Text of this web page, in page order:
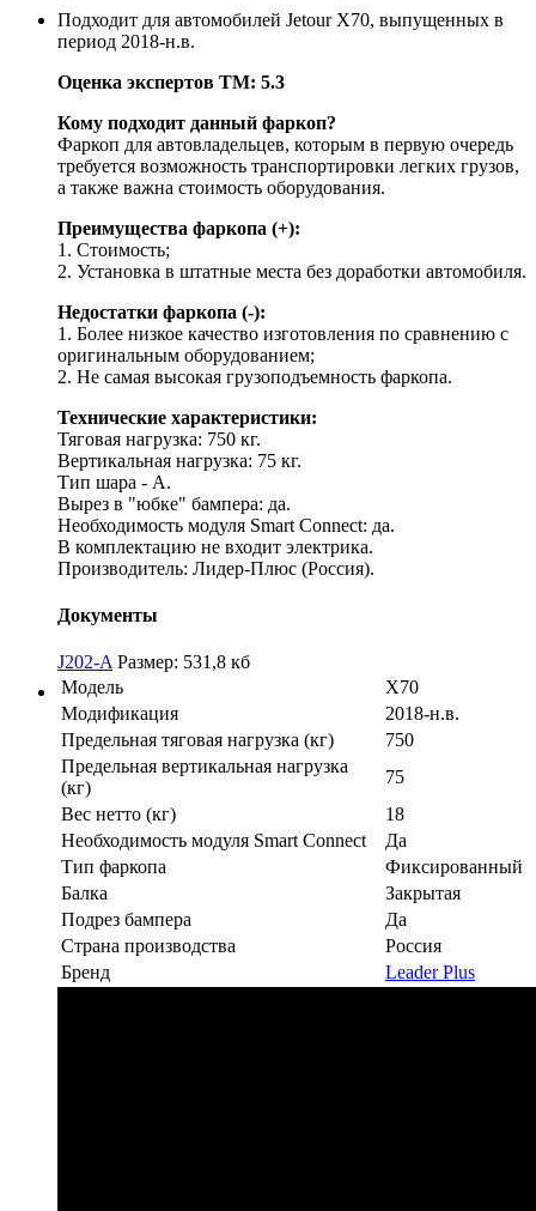
Подходит для автомобилей Jetour X70, выпущенных в
период 2018-н.в.
Оценка экспертов ТМ: 5.3
Кому подходит данный фаркоп?
Фаркоп для автовладельцев, которым в первую очередь
требуется возможность транспортировки легких грузов,
а также важна стоимость оборудования.
Преимущества фаркопа (+):
1. Стоимость;
2. Установка в штатные места без доработки автомобиля.
Недостатки фаркопа (-):
1. Более низкое качество изготовления по сравнению с
оригинальным оборудованием;
2. Не самая высокая грузоподъемность фаркопа.
Технические характеристики:
Тяговая нагрузка: 750 кг.
Вертикальная нагрузка: 75 кг.
Тип шара - A.
Вырез в "юбке" бампера: да.
Необходимость модуля Smart Connect: да.
В комплектацию не входит электрика.
Производитель: Лидер-Плюс (Россия).
Документы
J202-A Размер: 531,8 кб
Модель
X70
Модификация
2018-н.в.
Предельная тяговая нагрузка (кг)
750
Предельная вертикальная нагрузка
(кг)
75
Вес нетто (кг)
18
Необходимость модуля Smart Connect
Да
Тип фаркопа
Фиксированный
Балка
Закрытая
Подрез бампера
Да
Страна производства
Россия
Бренд
Leader Plus